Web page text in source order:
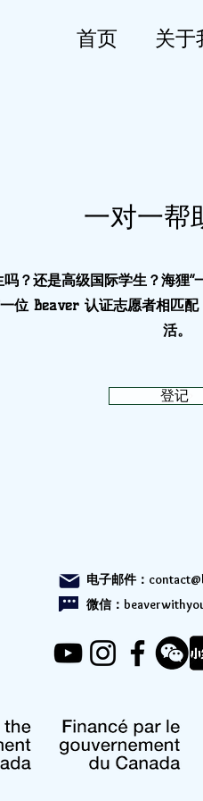
首页 关于
一对一帮
？还是高级国际学生？海狸“
位 Beaver 认证志愿者相匹
活。
登记
电子邮件：
微信：